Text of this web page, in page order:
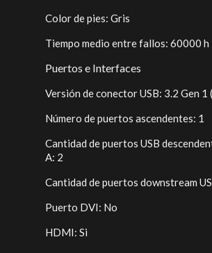
Color de pies: Gris
Tiempo medio entre fallos: 60000 h
Puertos e Interfaces
Versión de conector USB: 3.2 Gen 1
Número de puertos ascendentes: 1
Cantidad de puertos USB
A: 2
Cantidad de puertos downstream
Puerto DVI: No
HDMI: Si